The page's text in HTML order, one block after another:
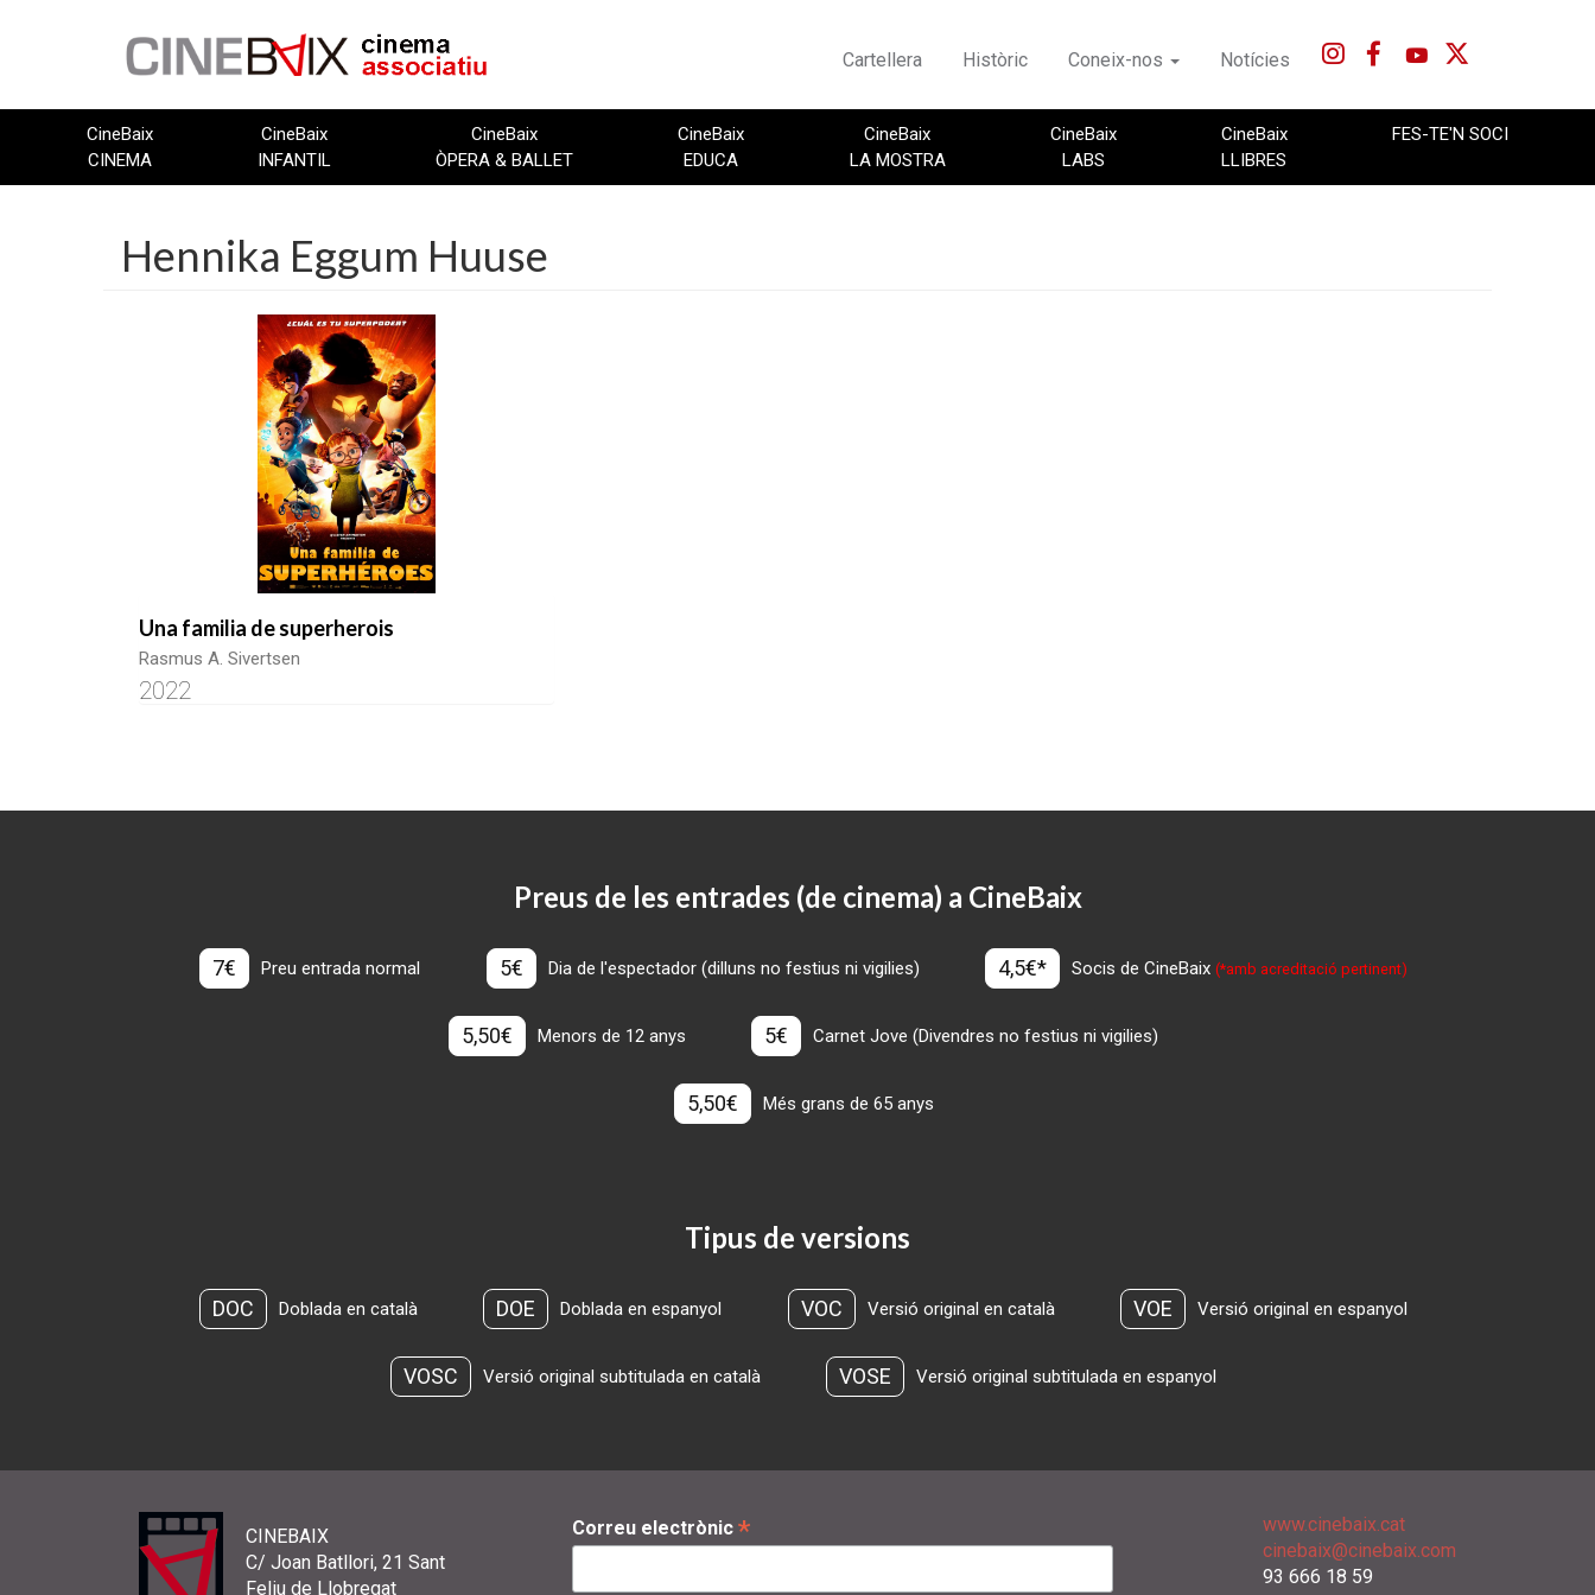
Cartellera Històric Coneix-nos Notícies
CineBaix
CINEMA
CineBaix
INFANTIL
CineBaix
ÒPERA & BALLET
CineBaix
EDUCA
CineBaix
LA MOSTRA
CineBaix
LABS
CineBaix
LLIBRES
FES-TE'N SOCI
Hennika Eggum Huuse
Una familia de superherois
Rasmus A. Sivertsen
2022
Preus de les entrades (de cinema) a CineBaix
7€ Preu entrada normal 5€ Dia de l'espectador (dilluns no festius ni vigilies) 4,5€* Socis de CineBaix(*amb acreditació pertinent)
5,50€ Menors de 12 anys 5€ Carnet Jove (Divendres no festius ni vigilies)
5,50€ Més grans de 65 anys
Tipus de versions
DOC Doblada en català DOE Doblada en espanyol VOC Versió original en català VOE Versió original en espanyol
VOSC Versió original subtitulada en català VOSE Versió original subtitulada en espanyol
CINEBAIX
C/ Joan Batllori, 21 Sant
Feliu de Llobregat
Correu electrònic *
www.cinebaix.cat
cinebaix@cinebaix.com
93 666 18 59